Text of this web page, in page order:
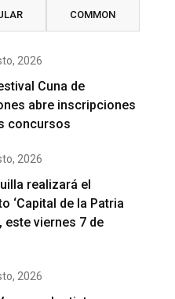
COMMON
2026
Cuna de
abre inscripciones
concursos
2026
realizará el
‘Capital de la Patria
este viernes 7 de
2026